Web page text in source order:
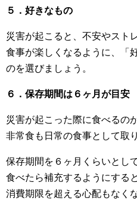
５．好きなもの
災害が起こると、不安やスト
食事が楽しくなるように、「
のを選びましょう。
６．保存期間は６ヶ月が目安
災害が起こった際に食べるの
非常食も日常の食事として取
保存期間を６ヶ月くらいとして
食べたら補充するようにすると
消費期限を超える心配もなく